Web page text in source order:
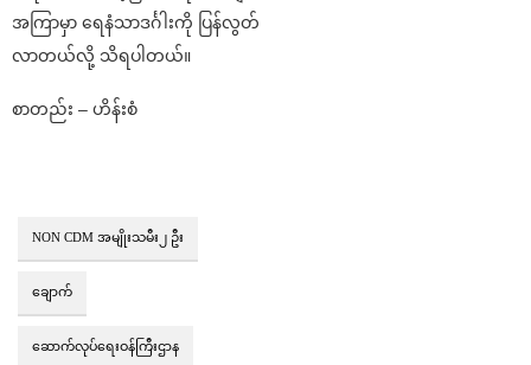
အကြာမှာ ရေနံသာဒင်္ဂါးကို ပြန်လွတ်
လာတယ်လို့ သိရပါတယ်။
စာတည်း – ဟိန်းစံ
NON CDM အမျိုးသမီး၂ ဦး
ချောက်
ဆောက်လုပ်ရေးဝန်ကြီးဌာန